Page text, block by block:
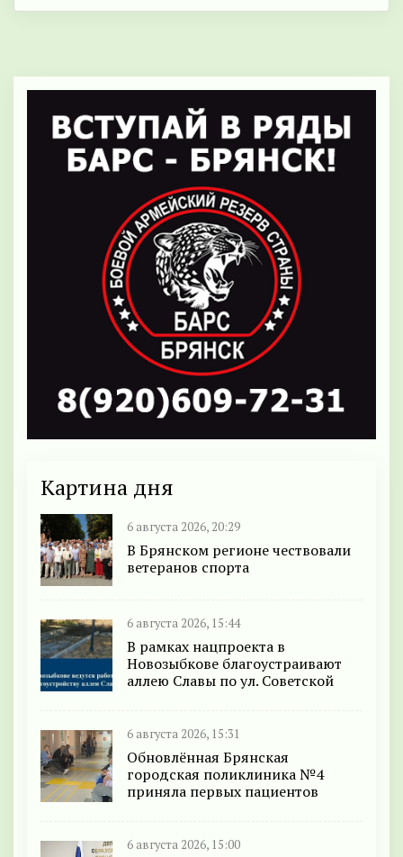
Картина дня
6 августа 2026, 20:29
В Брянском регионе чествовали
ветеранов спорта
6 августа 2026, 15:44
В рамках нацпроекта в
Новозыбкове благоустраивают
аллею Славы по ул. Советской
6 августа 2026, 15:31
Обновлённая Брянская
городская поликлиника №4
приняла первых пациентов
6 августа 2026, 15:00